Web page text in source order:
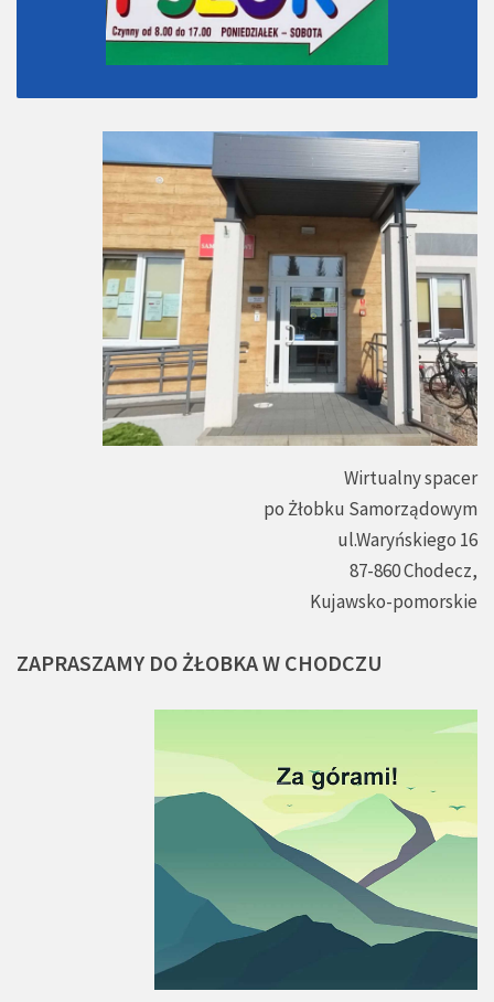
Wirtualny spacer
po Żłobku Samorządowym
ul.Waryńskiego 16
87-860 Chodecz,
Kujawsko-pomorskie
ZAPRASZAMY DO ŻŁOBKAW CHODCZU